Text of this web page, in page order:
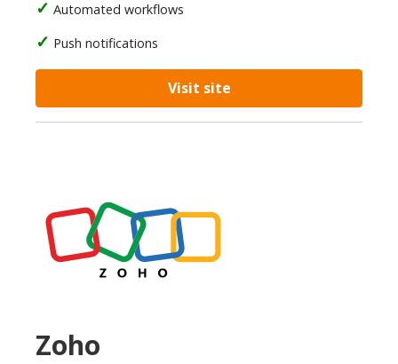
Automated workflows
Push notifications
Visit site
Zoho